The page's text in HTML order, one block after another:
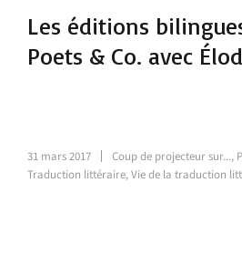
Les éditions
Poets & Co. avec
31 mars 2017 Coup de projecteur sur...,
Traduction littéraire,Vie de la traduction